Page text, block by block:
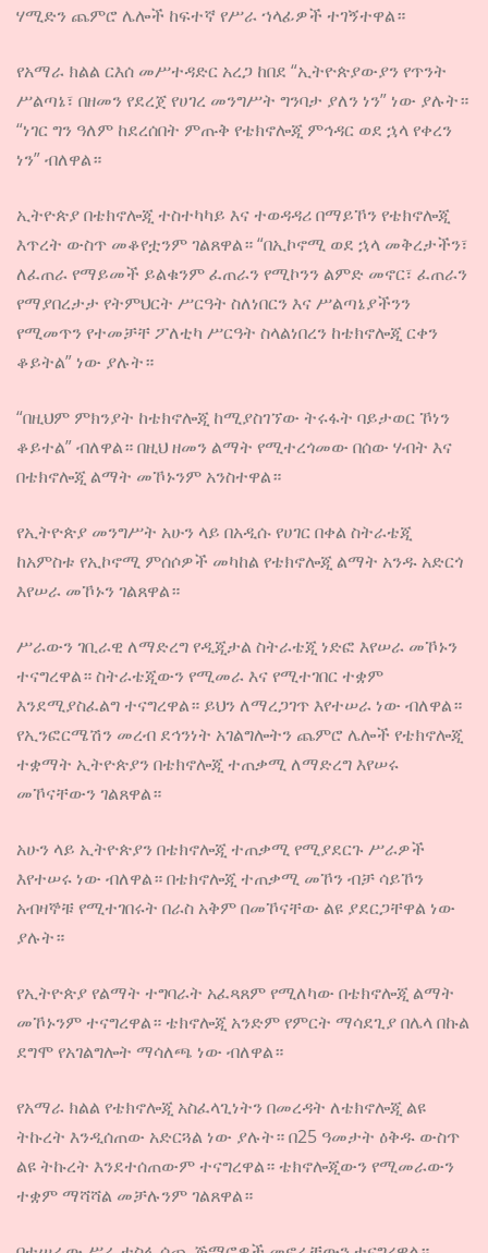
ሃሚድን ጨምሮ ሌሎች ከፍተኛ የሥራ ኀላፊዎች ተገኝተዋል።
የአማራ ክልል ርእሰ መሥተዳድር አረጋ ከበደ “ኢትዮጵያውያን የጥንት
ሥልጣኔ፣ በዘመን የደረጀ የሀገረ መንግሥት ግንባታ ያለን ነን” ነው ያሉት።
“ነገር ግን ዓለም ከደረሰበት ምጡቅ የቴክኖሎጂ ምኅዳር ወደ ኋላ የቀረን
ነን” ብለዋል።
ኢትዮጵያ በቴክኖሎጂ ተስተካካይ እና ተወዳዳሪ በማይኾን የቴክኖሎጂ
እጥረት ውስጥ መቆየቷንም ገልጸዋል። “በኢኮኖሚ ወደ ኋላ መቅረታችን፣
ለፈጠራ የማይመች ይልቁንም ፈጠራን የሚኮንን ልምድ መኖር፣ ፈጠራን
የማያበረታታ የትምህርት ሥርዓት ስለነበርን እና ሥልጣኔያችንን
የሚመጥን የተመቻቸ ፖለቲካ ሥርዓት ስላልነበረን ከቴክኖሎጂ ርቀን
ቆይትል” ነው ያሉት።
“በዚህም ምክንያት ከቴክኖሎጂ ከሚያስገኘው ትሩፋት ባይታወር ኾነን
ቆይተል” ብለዋል። በዚህ ዘመን ልማት የሚተረጎመው በሰው ሃብት እና
በቴክኖሎጂ ልማት መኾኑንም አንስተዋል።
የኢትዮጵያ መንግሥት አሁን ላይ በአዲሱ የሀገር በቀል ስትራቴጂ
ከአምስቱ የኢኮኖሚ ምሰሶዎች መካከል የቴክኖሎጂ ልማት አንዱ አድርጎ
እየሠራ መኾኑን ገልጸዋል።
ሥራውን ገቢራዊ ለማድረግ የዲጂታል ስትራቴጂ ነድፎ እየሠራ መኾኑን
ተናግረዋል። ስትራቴጂውን የሚመራ እና የሚተገበር ተቋም
እንደሚያስፈልግ ተናግረዋል። ይህን ለማረጋገጥ እየተሠራ ነው ብለዋል።
የኢንፎርሜሽን መረብ ደኅንነት አገልግሎትን ጨምሮ ሌሎች የቴክኖሎጂ
ተቋማት ኢትዮጵያን በቴክኖሎጂ ተጠቃሚ ለማድረግ እየሠሩ
መኾናቸውን ገልጸዋል።
አሁን ላይ ኢትዮጵያን በቴክኖሎጂ ተጠቃሚ የሚያደርጉ ሥራዎች
እየተሠሩ ነው ብለዋል። በቴክኖሎጂ ተጠቃሚ መኾን ብቻ ሳይኾን
አብዛኞቹ የሚተገበሩት በራስ አቅም በመኾናቸው ልዩ ያደርጋቸዋል ነው
ያሉት።
የኢትዮጵያ የልማት ተግባራት አፈጻጸም የሚለካው በቴክኖሎጂ ልማት
መኾኑንም ተናግረዋል። ቴክኖሎጂ አንድም የምርት ማሳደጊያ በሌላ በኩል
ደግሞ የአገልግሎት ማሳለጫ ነው ብለዋል።
የአማራ ክልል የቴክኖሎጂ አስፈላጊነትን በመረዳት ለቴክኖሎጂ ልዩ
ትኩረት እንዲሰጠው አድርጓል ነው ያሉት። በ25 ዓመታት ዕቅዱ ውስጥ
ልዩ ትኩረት እንደተሰጠውም ተናግረዋል። ቴክኖሎጂውን የሚመራውን
ተቋም ማሻሻል መቻሉንም ገልጸዋል።